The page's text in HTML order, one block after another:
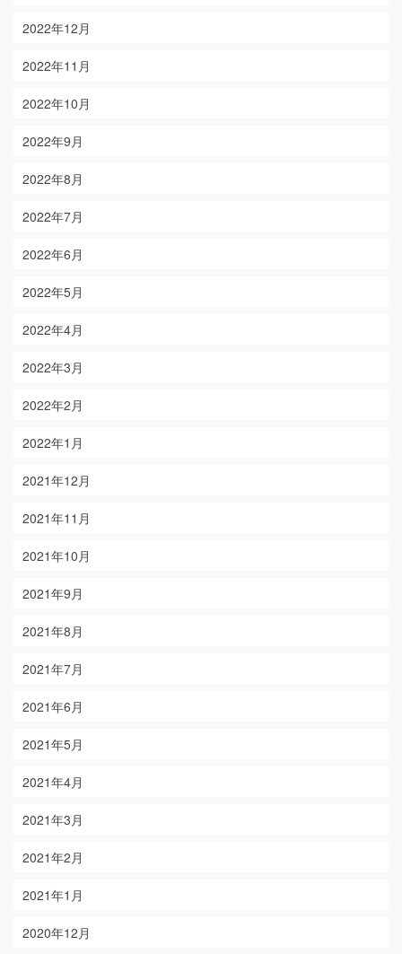
2022年12月
2022年11月
2022年10月
2022年9月
2022年8月
2022年7月
2022年6月
2022年5月
2022年4月
2022年3月
2022年2月
2022年1月
2021年12月
2021年11月
2021年10月
2021年9月
2021年8月
2021年7月
2021年6月
2021年5月
2021年4月
2021年3月
2021年2月
2021年1月
2020年12月